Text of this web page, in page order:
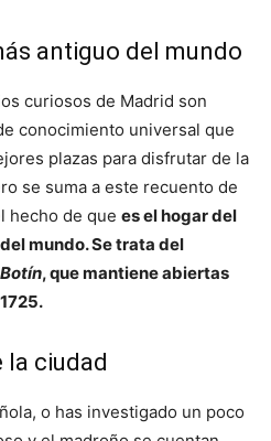
antiguo del mundo
curiosos de Madrid son
conocimiento universal que
plazas para disfrutar de la
se suma a este recuento de
hecho de que es el hogar del
mundo. Se trata del
, que mantiene abiertas
la ciudad
o has investigado un poco